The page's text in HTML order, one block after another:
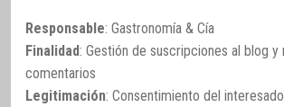
Responsable: Gastronomía & Cía
Finalidad: Gestión de suscripciones al blog y
comentarios
Legitimación: Consentimiento del interesado